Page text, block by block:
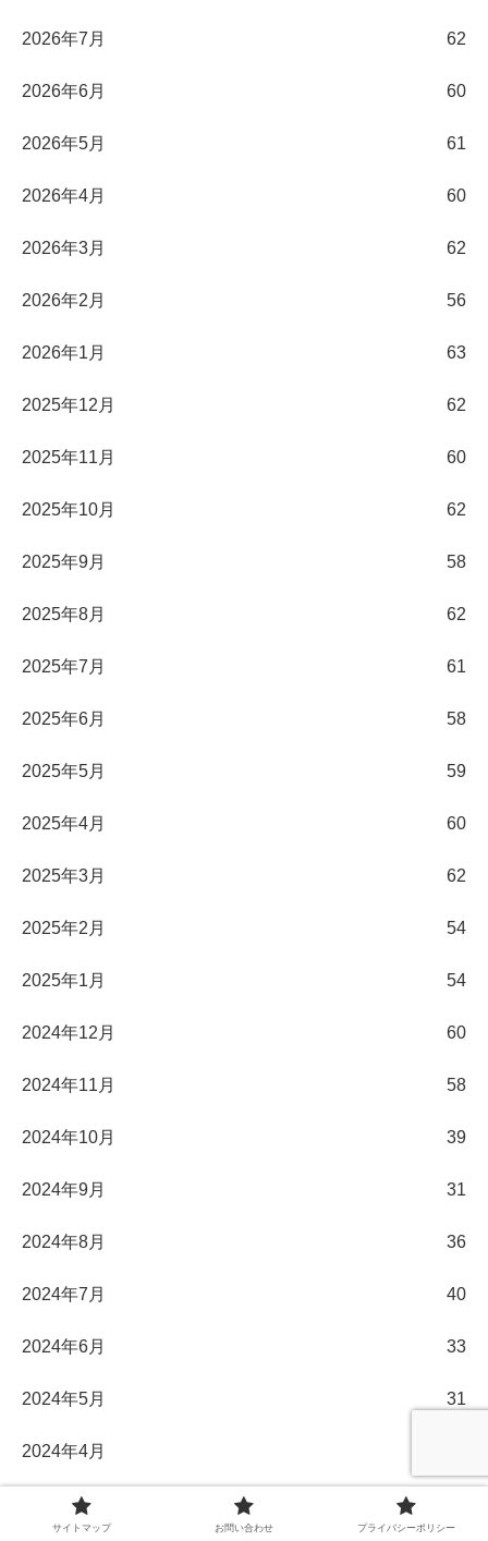
2026年7月 62
2026年6月 60
2026年5月 61
2026年4月 60
2026年3月 62
2026年2月 56
2026年1月 63
2025年12月 62
2025年11月 60
2025年10月 62
2025年9月 58
2025年8月 62
2025年7月 61
2025年6月 58
2025年5月 59
2025年4月 60
2025年3月 62
2025年2月 54
2025年1月 54
2024年12月 60
2024年11月 58
2024年10月 39
2024年9月 31
2024年8月 36
2024年7月 40
2024年6月 33
2024年5月 31
2024年4月
2024年3月
サイトマップ お問い合わせ プライバシーポリシー